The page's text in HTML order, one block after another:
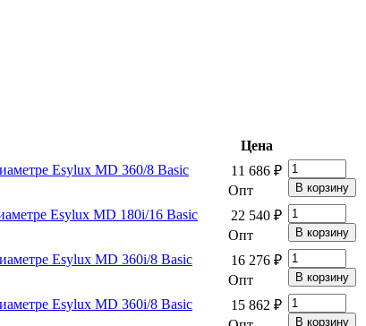
Цена
Esylux MD 360/8 Basic
11 686 ₽
Опт
Esylux MD 180i/16 Basic
22 540 ₽
Опт
Esylux MD 360i/8 Basic
16 276 ₽
Опт
Esylux MD 360i/8 Basic
15 862 ₽